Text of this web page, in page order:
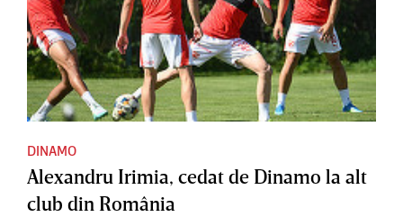
DINAMO
Alexandru Irimia, cedat de Dinamo la alt
club din România